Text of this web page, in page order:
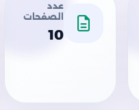
عدد
الصفحات
10